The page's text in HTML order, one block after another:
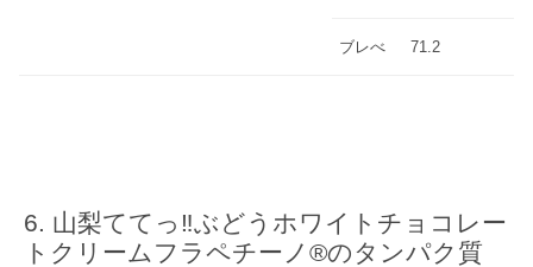
ブレべ 71.2
山梨ててっ‼ぶどうホワイトチョコレー
トクリームフラペチーノ®のタンパク質